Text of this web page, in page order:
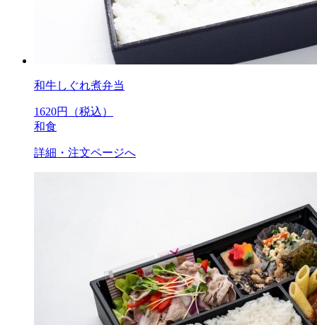
和牛しぐれ煮弁当
1620円（税込）
和食
詳細・注文ページへ